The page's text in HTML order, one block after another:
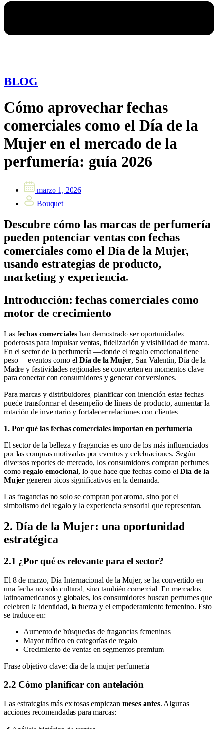
BLOG
Cómo aprovechar fechas
comerciales como el Día de la
Mujer en el mercado de la
perfumería: guía 2026
marzo 1, 2026
Bouquet
Descubre cómo las marcas de perfumería
pueden potenciar ventas con fechas
comerciales como el Día de la Mujer,
usando estrategias de producto,
marketing y experiencia.
Introducción: fechas comerciales como
motor de crecimiento
Las fechas comerciales han demostrado ser oportunidades
poderosas para impulsar ventas, fidelización y visibilidad de marca.
En el sector de la perfumería —donde el regalo emocional tiene
peso— eventos como el Día de la Mujer, San Valentín, Día de la
Madre y festividades regionales se convierten en momentos clave
para conectar con consumidores y generar conversiones.
Para marcas y distribuidores, planificar con intención estas fechas
puede transformar el desempeño de líneas de producto, aumentar la
rotación de inventario y fortalecer relaciones con clientes.
1. Por qué las fechas comerciales importan en perfumería
El sector de la belleza y fragancias es uno de los más influenciados
por las compras motivadas por eventos y celebraciones. Según
diversos reportes de mercado, los consumidores compran perfumes
como regalo emocional, lo que hace que fechas como el Día de la
Mujer generen picos significativos en la demanda.
Las fragancias no solo se compran por aroma, sino por el
simbolismo del regalo y la experiencia sensorial que representan.
2. Día de la Mujer: una oportunidad
estratégica
2.1 ¿Por qué es relevante para el sector?
El 8 de marzo, Día Internacional de la Mujer, se ha convertido en
una fecha no solo cultural, sino también comercial. En mercados
latinoamericanos y globales, los consumidores buscan perfumes que
celebren la identidad, la fuerza y el empoderamiento femenino. Esto
se traduce en:
Aumento de búsquedas de fragancias femeninas
Mayor tráfico en categorías de regalo
Crecimiento de ventas en segmentos premium
Frase objetivo clave: día de la mujer perfumería
2.2 Cómo planificar con antelación
Las estrategias más exitosas empiezan meses antes. Algunas
acciones recomendadas para marcas: